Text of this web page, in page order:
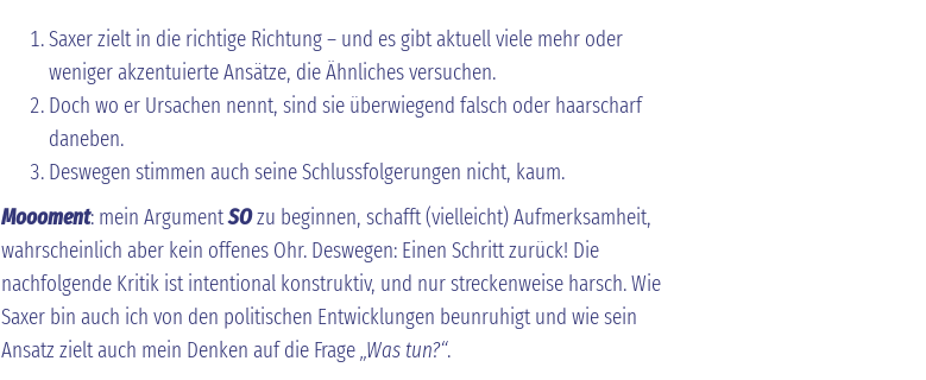
Saxer zielt in die richtige Richtung – und es gibt aktuell viele mehr oder
weniger akzentuierte Ansätze, die Ähnliches versuchen.
Doch wo er Ursachen nennt, sind sie überwiegend falsch oder haarscharf
daneben.
Deswegen stimmen auch seine Schlussfolgerungen nicht, kaum.
Moooment: mein ArgumentSOzu beginnen, schafft (vielleicht) Aufmerksamheit,
wahrscheinlich aber kein offenes Ohr. Deswegen: Einen Schritt zurück! Die
nachfolgende Kritik ist intentional konstruktiv, und nur streckenweise harsch. Wie
Saxer bin auch ich von den politischen Entwicklungen beunruhigt und wie sein
Ansatz zielt auch mein Denken auf die Frage„Was tun?“.